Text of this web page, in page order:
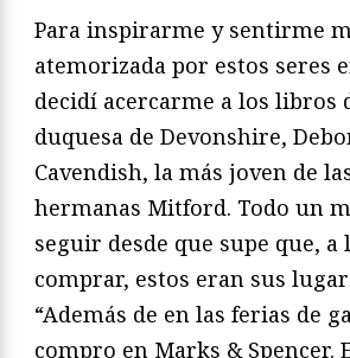
Para inspirarme y sentirme
atemorizada por estos seres
decidí acercarme a los libros
duquesa de Devonshire,
Cavendish, la más joven de
hermanas Mitford. Todo un
seguir desde que supe que, a
comprar, estos eran sus
“Además de en las ferias de
compro en Marks & Spencer.